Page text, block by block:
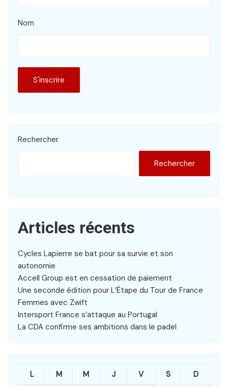
Nom
Rechercher
Rechercher
Articles récents
Cycles Lapierre se bat pour sa survie et son
autonomie
Accell Group est en cessation de paiement
Une seconde édition pour L’Étape du Tour de France
Femmes avec Zwift
Intersport France s’attaque au Portugal
La CDA confirme ses ambitions dans le padel
L M M J V S D